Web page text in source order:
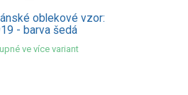
oblekové vzor:
- barva hnědá
ve více variant